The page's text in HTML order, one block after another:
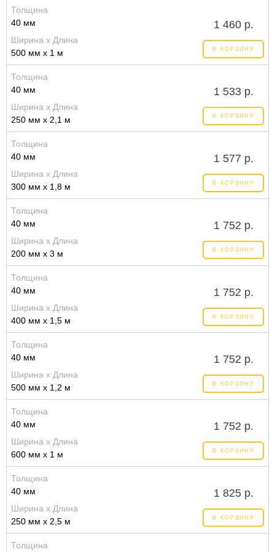
Толщина
40 мм
Ширина x Длина
500 мм x 1 м
1 460 р.
В КОРЗИНУ
Толщина
40 мм
Ширина x Длина
250 мм x 2,1 м
1 533 р.
В КОРЗИНУ
Толщина
40 мм
Ширина x Длина
300 мм x 1,8 м
1 577 р.
В КОРЗИНУ
Толщина
40 мм
Ширина x Длина
200 мм x 3 м
1 752 р.
В КОРЗИНУ
Толщина
40 мм
Ширина x Длина
400 мм x 1,5 м
1 752 р.
В КОРЗИНУ
Толщина
40 мм
Ширина x Длина
500 мм x 1,2 м
1 752 р.
В КОРЗИНУ
Толщина
40 мм
Ширина x Длина
600 мм x 1 м
1 752 р.
В КОРЗИНУ
Толщина
40 мм
Ширина x Длина
250 мм x 2,5 м
1 825 р.
В КОРЗИНУ
Толщина